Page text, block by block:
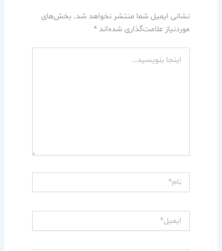
نشانی ایمیل شما منتشر نخواهد شد. بخش‌های
موردنیاز علامت‌گذاری شده‌اند *
بنویسید…